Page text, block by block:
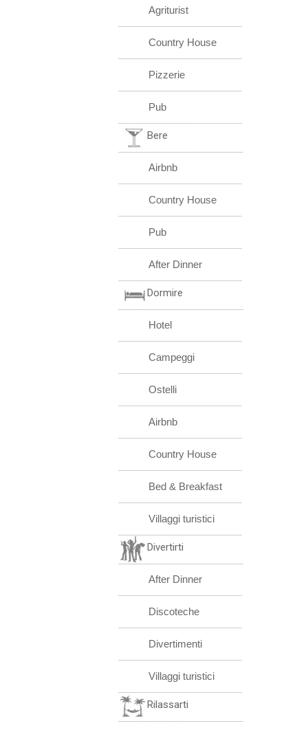
Agriturist
Country House
Pizzerie
Pub
Bere
Airbnb
Country House
Pub
After Dinner
Dormire
Hotel
Campeggi
Ostelli
Airbnb
Country House
Bed & Breakfast
Villaggi turistici
Divertirti
After Dinner
Discoteche
Divertimenti
Villaggi turistici
Rilassarti